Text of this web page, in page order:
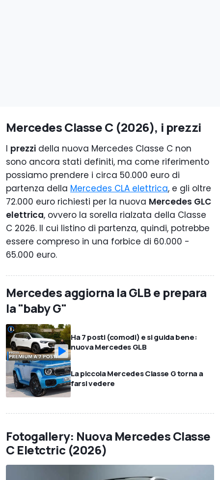
Mercedes Classe C (2026), i prezzi
I prezzi della nuova Mercedes Classe C non
sono ancora stati definiti, ma come riferimento
possiamo prendere i circa 50.000 euro di
partenza della Mercedes CLA elettrica, e gli oltre
72.000 euro richiesti per la nuova Mercedes GLC
elettrica, ovvero la sorella rialzata della Classe
C 2026. Il cui listino di partenza, quindi, potrebbe
essere compreso in una forbice di 60.000 -
65.000 euro.
Mercedes aggiorna la GLB e prepara
la "baby G"
Ha 7 posti (comodi) e si guida bene:
nuova Mercedes GLB
La piccola Mercedes Classe G torna a
farsi vedere
Fotogallery: Nuova Mercedes Classe
C Eletctric (2026)